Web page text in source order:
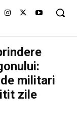
militari
zile